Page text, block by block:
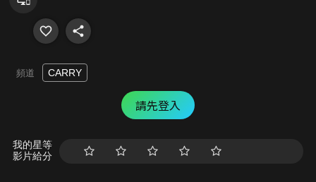
頻道 CARRY
請先登入
我的星等
影片給分